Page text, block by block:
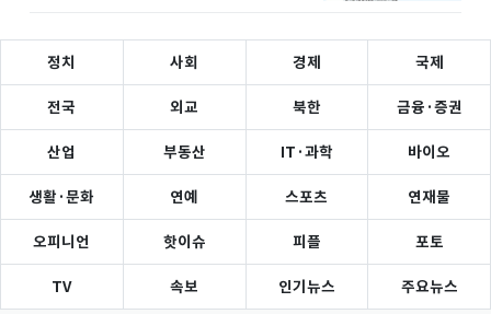
정치 사회 경제 국제
전국 외교 북한 금융·증권
산업 부동산 IT·과학 바이오
생활·문화 연예 스포츠 연재물
오피니언 핫이슈 피플 포토
TV 속보 인기뉴스 주요뉴스